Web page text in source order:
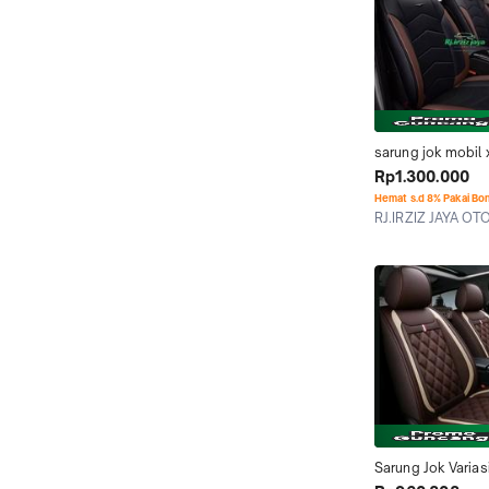
sarung jok mobil
sport full set
Rp1.300.000
Hemat s.d 8% Pakai
RJ.IRZIZ JAYA
Sarung Jok